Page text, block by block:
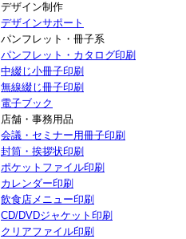
デザイン制作
デザインサポート
パンフレット・冊子系
パンフレット・カタログ印刷
中綴じ小冊子印刷
無線綴じ冊子印刷
電子ブック
店舗・事務用品
会議・セミナー用冊子印刷
封筒・挨拶状印刷
ポケットファイル印刷
カレンダー印刷
飲食店メニュー印刷
CD/DVDジャケット印刷
クリアファイル印刷